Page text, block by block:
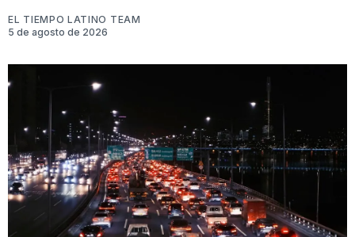
EL TIEMPO LATINO TEAM
5 de agosto de 2026